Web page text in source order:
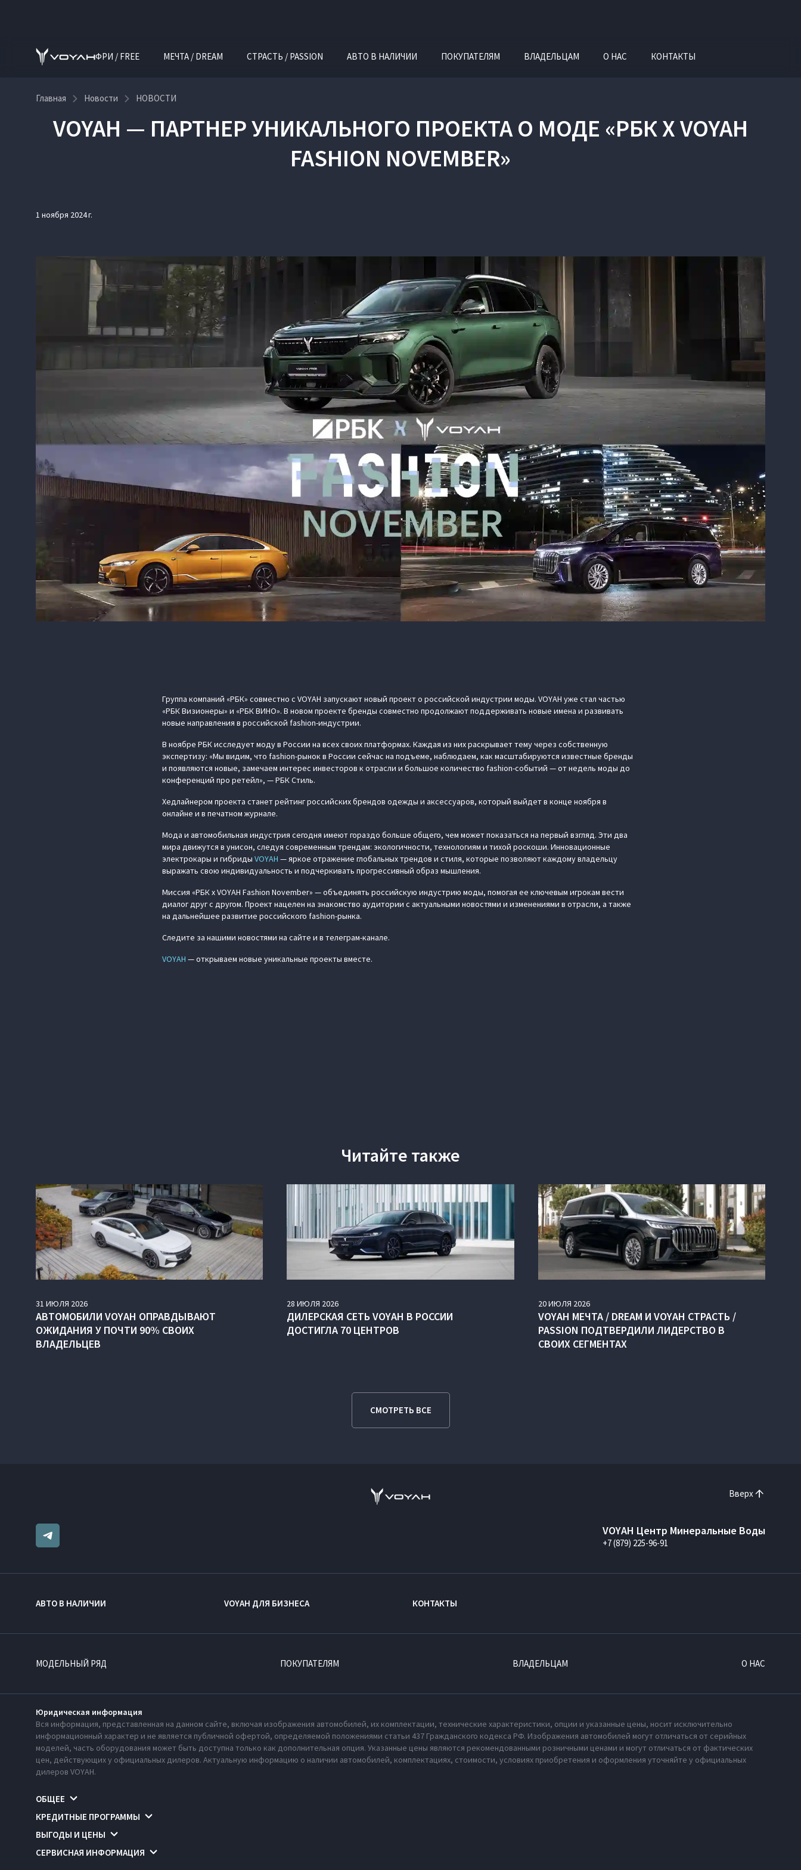
ФРИ / FREE МЕЧТА / DREAM СТРАСТЬ / PASSION АВТО В НАЛИЧИИ ПОКУПАТЕЛЯМ ВЛАДЕЛЬЦАМ О НАС КОНТАКТЫ
Главная Новости НОВОСТИ
VOYAH — ПАРТНЕР УНИКАЛЬНОГО ПРОЕКТА О МОДЕ «РБК X VOYAH
FASHION NOVEMBER»
1 ноября 2024 г.
Группа компаний «РБК» совместно с VOYAH запускают новый проект о российской индустрии моды. VOYAH уже стал частью
«РБК Визионеры» и «РБК ВИНО». В новом проекте бренды совместно продолжают поддерживать новые имена и развивать
новые направления в российской fashion-индустрии.
В ноябре РБК исследует моду в России на всех своих платформах. Каждая из них раскрывает тему через собственную
экспертизу: «Мы видим, что fashion-рынок в России сейчас на подъеме, наблюдаем, как масштабируются известные бренды
и появляются новые, замечаем интерес инвесторов к отрасли и большое количество fashion-событий — от недель моды до
конференций про ретейл», — РБК Стиль.
Хедлайнером проекта станет рейтинг российских брендов одежды и аксессуаров, который выйдет в конце ноября в
онлайне и в печатном журнале.
Мода и автомобильная индустрия сегодня имеют гораздо больше общего, чем может показаться на первый взгляд. Эти два
мира движутся в унисон, следуя современным трендам: экологичности, технологиям и тихой роскоши. Инновационные
электрокары и гибриды VOYAH — яркое отражение глобальных трендов и стиля, которые позволяют каждому владельцу
выражать свою индивидуальность и подчеркивать прогрессивный образ мышления.
Миссия «РБК x VOYAH Fashion November» — объединять российскую индустрию моды, помогая ее ключевым игрокам вести
диалог друг с другом. Проект нацелен на знакомство аудитории с актуальными новостями и изменениями в отрасли, а также
на дальнейшее развитие российского fashion-рынка.
Следите за нашими новостями на сайте и в телеграм-канале.
VOYAH — открываем новые уникальные проекты вместе.
Читайте также
31 ИЮЛЯ 2026
АВТОМОБИЛИ VOYAH ОПРАВДЫВАЮТ
ОЖИДАНИЯ У ПОЧТИ 90% СВОИХ
ВЛАДЕЛЬЦЕВ
28 ИЮЛЯ 2026
ДИЛЕРСКАЯ СЕТЬ VOYAH В РОССИИ
ДОСТИГЛА 70 ЦЕНТРОВ
20ИЮЛЯ 2026
VOYAH МЕЧТА / DREAM И VOYAH СТРАСТЬ /
PASSION ПОДТВЕРДИЛИ ЛИДЕРСТВО В
СВОИХ СЕГМЕНТАХ
СМОТРЕТЬ ВСЕ
Вверх
VOYAH Центр Минеральные Воды
+7 (879) 225-96-91
АВТО В НАЛИЧИИ VOYAH ДЛЯ БИЗНЕСА КОНТАКТЫ
МОДЕЛЬНЫЙ РЯД ПОКУПАТЕЛЯМ ВЛАДЕЛЬЦАМ О НАС
Юридическая информация
Вся информация, представленная на данном сайте, включая изображения автомобилей, их комплектации, технические характеристики, опции и указанные цены, носит исключительно
информационный характер и не является публичной офертой, определяемой положениями статьи 437 Гражданского кодекса РФ. Изображения автомобилей могут отличаться от серийных
моделей, часть оборудования может быть доступна только как дополнительная опция. Указанные цены являются рекомендованными розничными ценами и могут отличаться от фактических
цен, действующих у официальных дилеров. Актуальную информацию о наличии автомобилей, комплектациях, стоимости, условиях приобретения и оформления уточняйте у официальных
дилеров VOYAH.
ОБЩЕЕ
КРЕДИТНЫЕ ПРОГРАММЫ
ВЫГОДЫ И ЦЕНЫ
СЕРВИСНАЯ ИНФОРМАЦИЯ